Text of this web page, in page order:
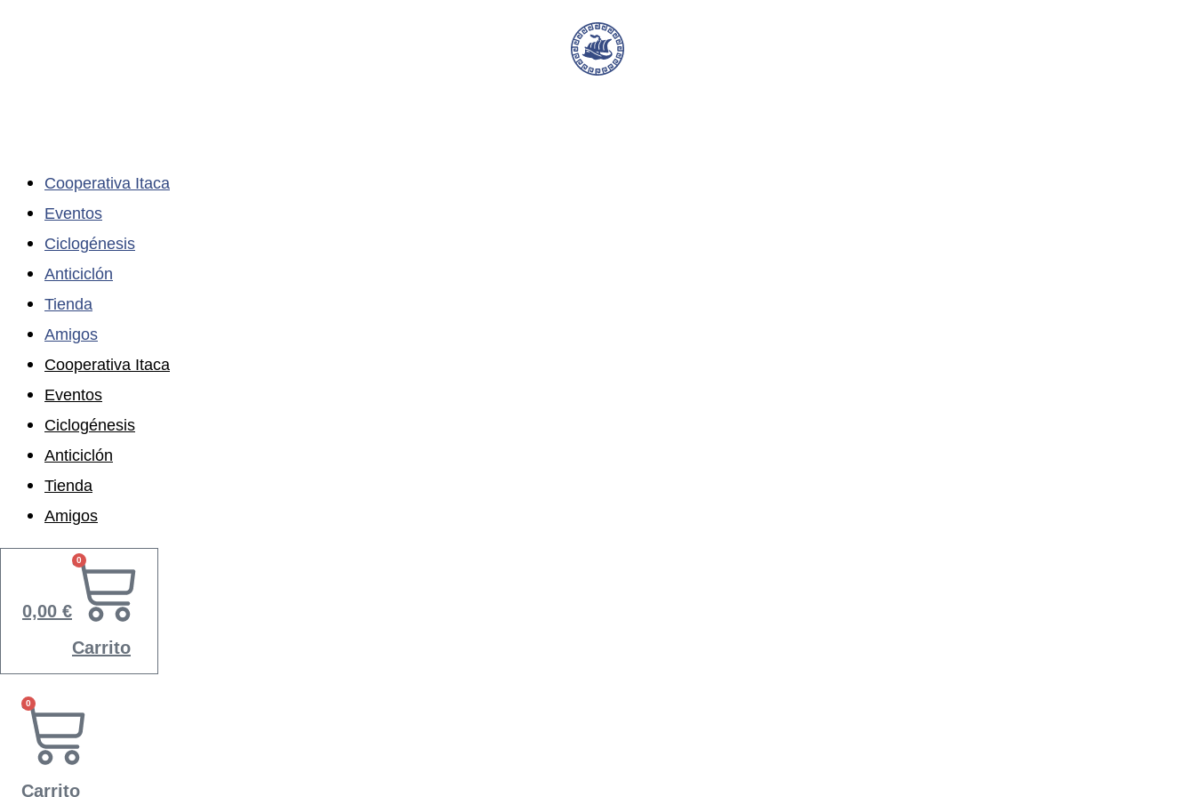
Cooperativa Itaca
Eventos
Ciclogénesis
Anticiclón
Tienda
Amigos
Cooperativa Itaca
Eventos
Ciclogénesis
Anticiclón
Tienda
Amigos
0,00 €
0
Carrito
0
Carrito